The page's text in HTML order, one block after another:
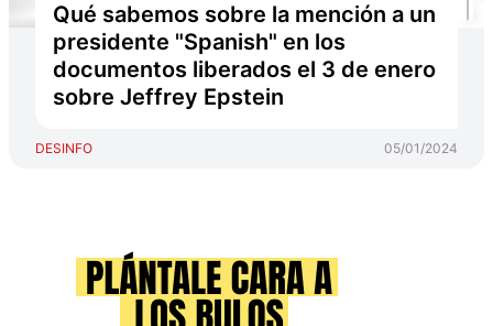
Qué sabemos sobre la mención a un
presidente "Spanish" en los
documentos liberados el 3 de enero
sobre Jeffrey Epstein
DESINFO 05/01/2024